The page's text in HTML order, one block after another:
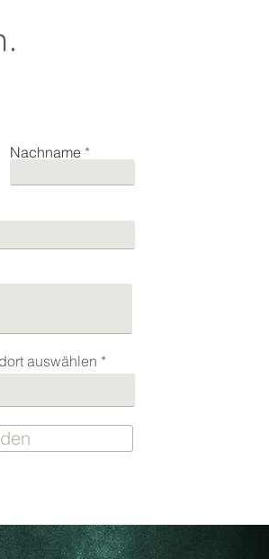
Nachname
auswählen